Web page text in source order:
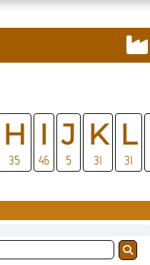
H
35
I
46
J
5
K
31
L
31